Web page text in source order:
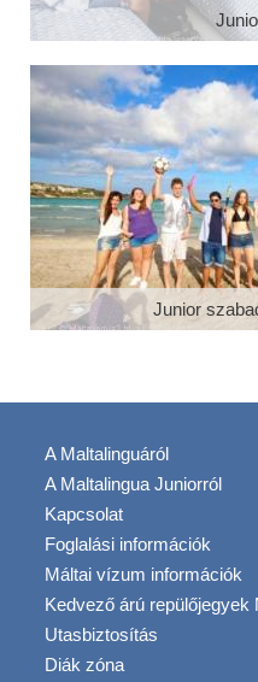
Junior
A Maltalinguáról
A Maltalingua Juniorról
Kapcsolat
Foglalási információk
Máltai vízum információk
Kedvező árú repülőjegyek
Utasbiztosítás
Diák zóna